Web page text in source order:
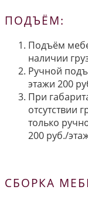
ПОДЪЁМ:
Подъём
наличии
Ручной
этажи 200
При
отсутствии
только
200 руб./
СБОРКА